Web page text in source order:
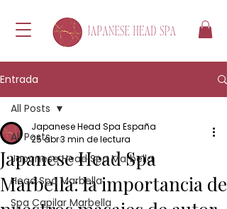
Entrada
All Posts
Japanese Head Spa Marbella
Head Spa Marbella
Spa Capilar Marbella
All Posts
Japanese Head Spa
Marbella: la importancia de
Japanese Head Spa España
25 abr3 min de lectura